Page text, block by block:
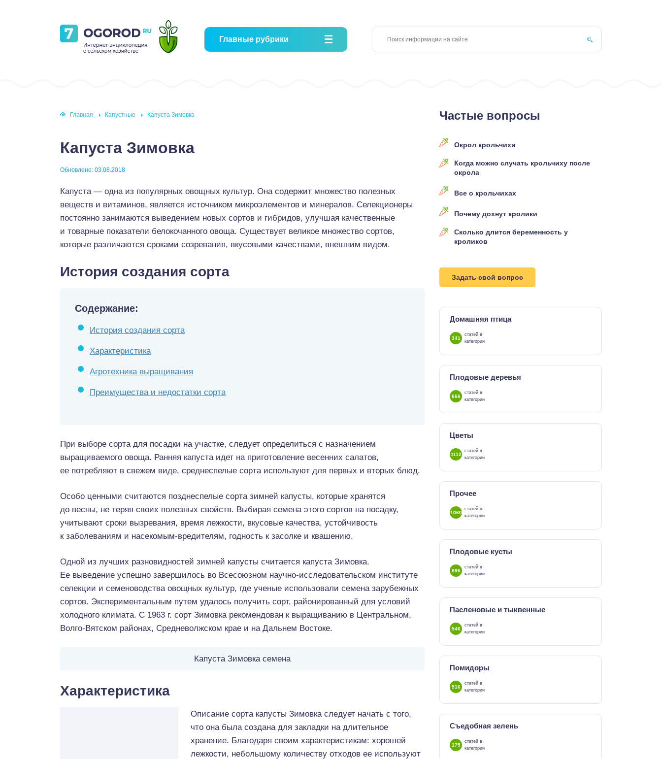
Главные рубрики
Главная Капустные Капуста Зимовка
Капуста Зимовка
Обновлено: 03.08.2018
Капуста — одна из популярных овощных культур. Она содержит множество полезных
веществ и витаминов, является источником микроэлементов и минералов. Селекционеры
постоянно занимаются выведением новых сортов и гибридов, улучшая качественные
и товарные показатели белокочанного овоща. Существует великое множество сортов,
которые различаются сроками созревания, вкусовыми качествами, внешним видом.
История создания сорта
Содержание:
История создания сорта
Характеристика
Агротехника выращивания
Преимущества и недостатки сорта
При выборе сорта для посадки на участке, следует определиться с назначением
выращиваемого овоща. Ранняя капуста идет на приготовление весенних салатов,
ее потребляют в свежем виде, среднеспелые сорта используют для первых и вторых блюд.
Особо ценными считаются позднеспелые сорта зимней капусты, которые хранятся
до весны, не теряя своих полезных свойств. Выбирая семена этого сортов на посадку,
учитывают сроки вызревания, время лежкости, вкусовые качества, устойчивость
к заболеваниям и насекомым-вредителям, годность к засолке и квашению.
Одной из лучших разновидностей зимней капусты считается капуста Зимовка.
Ее выведение успешно завершилось во Всесоюзном научно-исследовательском институте
селекции и семеноводства овощных культур, где ученые использовали семена зарубежных
сортов. Экспериментальным путем удалось получить сорт, районированный для условий
холодного климата. С 1963 г. сорт Зимовка рекомендован к выращиванию в Центральном,
Волго-Вятском районах, Средневолжском крае и на Дальнем Востоке.
Капуста Зимовка семена
Характеристика
Описание сорта капусты Зимовка следует начать с того,
что она была создана для закладки на длительное
хранение. Благодаря своим характеристикам: хорошей
лежкости, небольшому количеству отходов ее используют
Частые вопросы
Окрол крольчихи
Когда можно случать крольчиху после
окрола
Все о крольчихах
Почему дохнут кролики
Сколько длится беременность у
кроликов
Задать свой вопрос
Домашняя птица
341
статей в
категории
Плодовые деревья
666
статей в
категории
Цветы
1112
статей в
категории
Прочее
1060
статей в
категории
Плодовые кусты
696
статей в
категории
Пасленовые и тыквенные
546
статей в
категории
Помидоры
516
статей в
категории
Съедобная зелень
175
статей в
категории